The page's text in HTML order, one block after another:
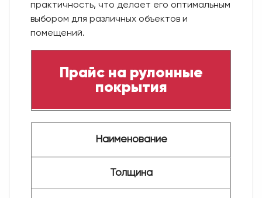
практичность, что делает его оптимальным
выбором для различных объектов и
помещений.
Прайс на рулонные
покрытия
Наименование
Толщина